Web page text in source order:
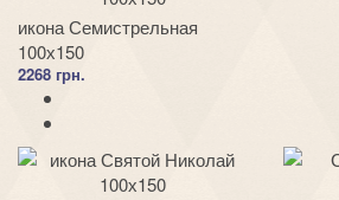
икона Семистрельная
100х150
2268 грн.